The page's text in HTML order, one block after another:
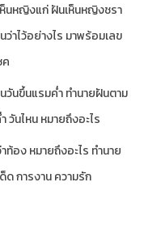
นหญิงแก่ ฝันเห็นหญิงชรา
ว่าไว้อย่างไร มาพร้อมเลข
ค
วันขึ้นแรมค่ำ ทำนายฝันตาม
วันไหน หมายถึงอะไร
ท้อง หมายถึงอะไร ทำนาย
ด การงาน ความรัก